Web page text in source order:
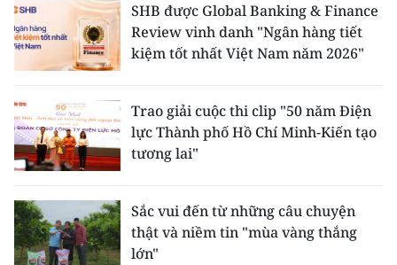
SHB được Global Banking & Finance
Review vinh danh "Ngân hàng tiết
kiệm tốt nhất Việt Nam năm 2026"
Trao giải cuộc thi clip "50 năm Điện
lực Thành phố Hồ Chí Minh-Kiến tạo
tương lai"
Sắc vui đến từ những câu chuyện
thật và niềm tin "mùa vàng thắng
lớn"